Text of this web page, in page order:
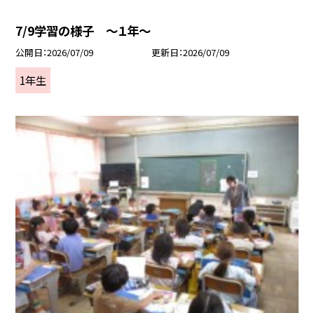
7/9学習の様子 ～１年～
公開日 2026/07/09 更新日 2026/07/09
1年生